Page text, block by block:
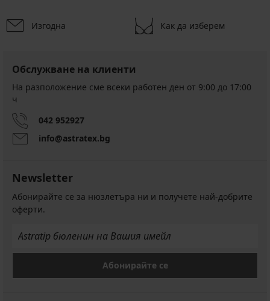
Изгодна Как да изберем
Обслужване на клиенти
На разположение сме всеки работен ден от 9:00 до 17:00
ч
042 952927
info@astratex.bg
Newsletter
Абонирайте се за нюзлетъра ни и получете най-добрите
оферти.
Абонирайте се